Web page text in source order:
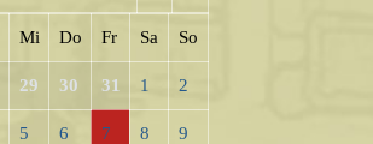
Mi Do Fr Sa So
29 30 31 1 2
5 6 7 8 9